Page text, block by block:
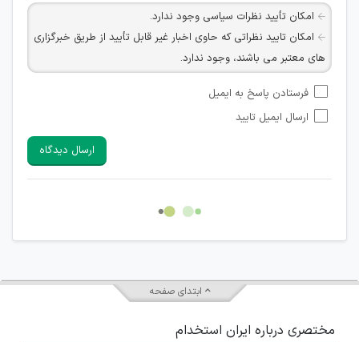
امکان تأیید نظرات سیاسی وجود ندارد.
امکان تایید نظراتی که حاوی اخبار غیر قابل تأیید از طریق خبرگزاری
های معتبر می باشند، وجود ندارد.
شبکه های مجازی ارتباطی می باشند وجود ندارد.
امکان تأیید نظرات کاربرانی که به هر طریقی قصد مأیوس کردن
هرگونه تحریک، تحقیر و کنایه به سایر افراد (مسئول و غیر مسئول)
غیر مجاز می باشد.
امکان هماهنگی برای هرگونه ملاقات حضوری چه به صورت دسته
فرستادن پاسخ به ایمیل
ارسال ایمیل تایید
ارسال دیدگاه
ابتدای صفحه
مختصری درباره ایران استخدام